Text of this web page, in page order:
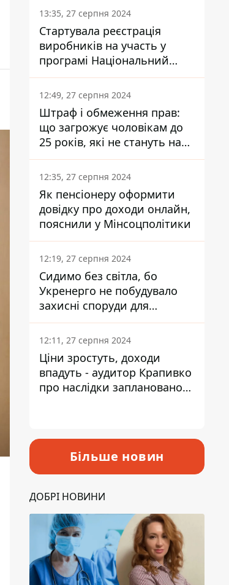
13:35, 27 серпня 2024
Стартувала реєстрація
виробників на участь у
програмі Національний
кешбек: як це зробити
через портал Дія
12:49, 27 серпня 2024
Штраф і обмеження прав:
що загрожує чоловікам до
25 років, які не стануть на
військовий облік
12:35, 27 серпня 2024
Як пенсіонеру оформити
довідку про доходи онлайн,
пояснили у Мінсоцполітики
12:19, 27 серпня 2024
Сидимо без світла, бо
Укренерго не побудувало
захисні споруди для
енергетики - нардеп
Кучеренко
12:11, 27 серпня 2024
Ціни зростуть, доходи
впадуть - аудитор Крапивко
про наслідки запланованого
Більше новин
ДОБРІ НОВИНИ